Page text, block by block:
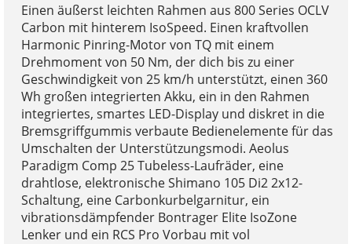
Einen äußerst leichten Rahmen aus 800 Series OCLV
Carbon mit hinterem IsoSpeed. Einen kraftvollen
Harmonic Pinring-Motor von TQ mit einem
Drehmoment von 50 Nm, der dich bis zu einer
Geschwindigkeit von 25 km/h unterstützt, einen 360
Wh großen integrierten Akku, ein in den Rahmen
integriertes, smartes LED-Display und diskret in die
Bremsgriffgummis verbaute Bedienelemente für das
Umschalten der Unterstützungsmodi. Aeolus
Paradigm Comp 25 Tubeless-Laufräder, eine
drahtlose, elektronische Shimano 105 Di2 2x12-
Schaltung, eine Carbonkurbelgarnitur, ein
vibrationsdämpfender Bontrager Elite IsoZone
Lenker und ein RCS Pro Vorbau mit vol